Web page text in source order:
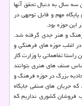
سال به دنبال تحقق آنها
مهم و قابل توجهی در
حوزه بود.
و هنر جدی گرفته شد.
اغلب حوزه های فرهنگی و
تفاهماتی با وزارت کار
صنف های هنری بتوانند
بزرگ در حوزه فرهنگ و
که جریان های صنفی جایگاه
فروشان کشوری نداریم که